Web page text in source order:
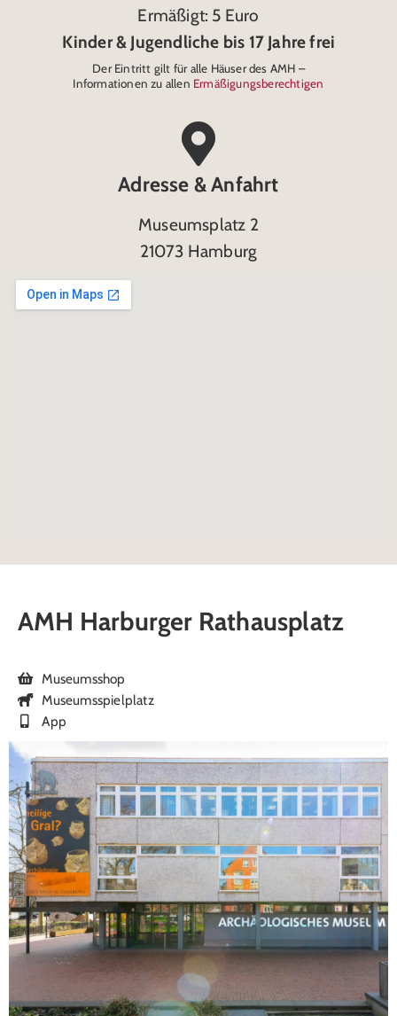
Ermäßigt: 5 Euro
Kinder & Jugendliche bis 17 Jahre frei
Der Eintritt gilt für alle Häuser des AMH –
Informationen zu allen Ermäßigungsberechtigen
Adresse & Anfahrt
Museumsplatz 2
21073 Hamburg
AMH Harburger Rathausplatz
Museumsshop
Museumsspielplatz
App